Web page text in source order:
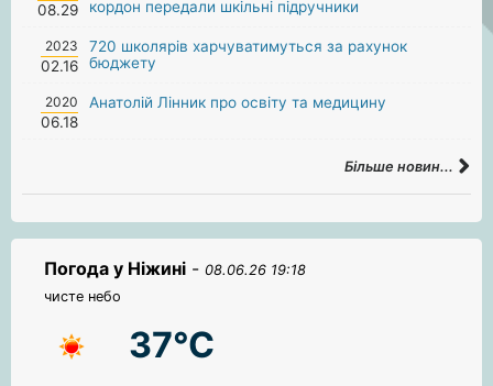
08.29
кордон передали шкільні підручники
2023
02.16
720 школярів харчуватимуться за рахунок
бюджету
2020
06.18
Анатолій Лінник про освіту та медицину
Більше новин...
Погода у Ніжині - 08.06.26 19:18
чисте небо
37°C